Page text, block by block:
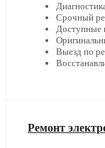
Срочный
Доступные
Выезд по
Ремонт